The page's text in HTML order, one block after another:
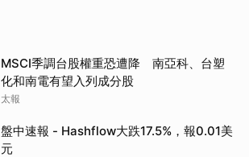
MSCI季調台股權重恐遭降 南亞科、台塑
化和南電有望入列成分股
太報
盤中速報 - Hashflow大跌17.5%，報0.01美
元